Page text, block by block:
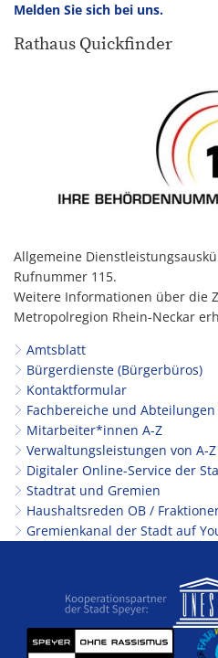
Melden Sie sich bei uns.
Rathaus Quickfinder
Allgemeine
Rufnummer 115.
Weitere Informationen über die
Metropolregion Rhein-Neckar
Amtsblatt
Bürgerdienste (Bürgerbüros)
Kontaktformular
Fachbereiche und Abteilungen
Mitarbeiter*innen A-Z
Verwaltungsleistungen von A-Z
Digitaler Online-Service der
Stadtrat und Gremien
Haushaltsreden OB /
Gremienkanal der Stadt auf